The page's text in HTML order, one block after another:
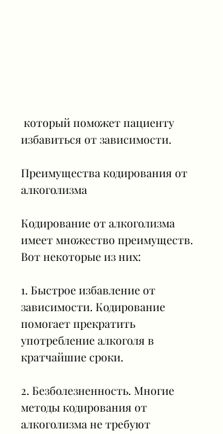
избавиться от зависимости.
Преимущества кодирования от
алкоголизма
Кодирование от алкоголизма
имеет множество преимуществ.
Вот некоторые из них:
1. Быстрое избавление от
зависимости. Кодирование
помогает прекратить
употребление алкоголя в
кратчайшие сроки.
2. Безболезненность. Многие
методы кодирования от
алкоголизма не требуют